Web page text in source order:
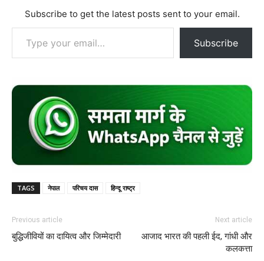
Subscribe to get the latest posts sent to your email.
Type your email…
Subscribe
TAGS नेपाल परिचय दास हिन्दू राष्ट्र
Previous article
बुद्धिजीवियों का दायित्व और जिम्मेदारी
Next article
आजाद भारत की पहली ईद, गांधी और
कलकत्ता